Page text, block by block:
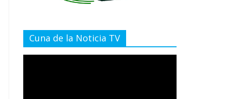
Cuna de la Noticia TV